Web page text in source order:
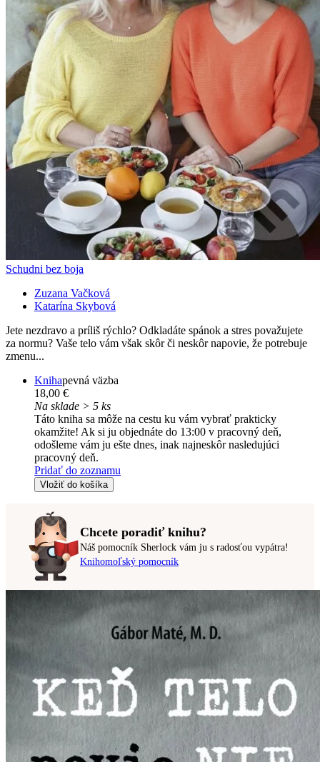
Schudni bez boja
Zuzana Vačková
Katarína Skybová
Jete nezdravo a príliš rýchlo? Odkladáte spánok a stres považujete
za normu? Vaše telo vám však skôr či neskôr napovie, že potrebuje
zmenu...
Knihapevná väzba
18,00 €
Na sklade > 5 ks
Táto kniha sa môže na cestu ku vám vybrať prakticky
okamžite! Ak si ju objednáte do 13:00 v pracovný deň,
odošleme vám ju ešte dnes, inak najneskôr nasledujúci
pracovný deň.
Pridať do zoznamu
Vložiť do košíka
Chcete poradiť knihu?
Náš pomocník Sherlock vám ju s radosťou vypátra!
Knihomoľský pomocník